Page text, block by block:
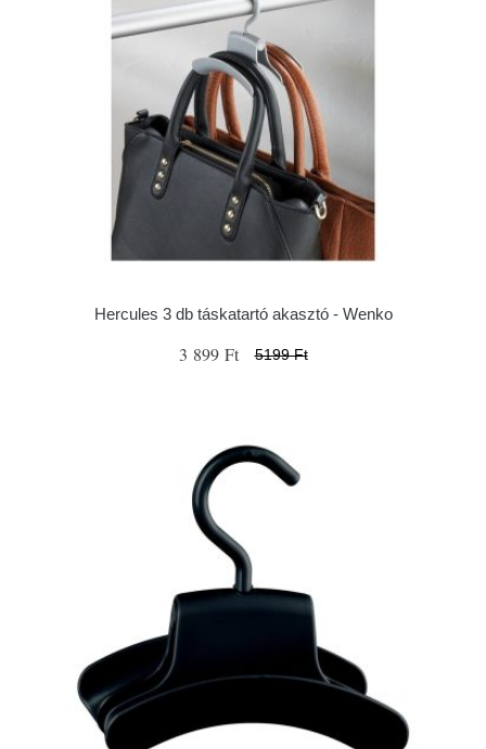
Hercules 3 db táskatartó akasztó - Wenko
3 899 Ft 5199 Ft